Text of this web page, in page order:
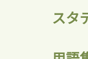
スタ